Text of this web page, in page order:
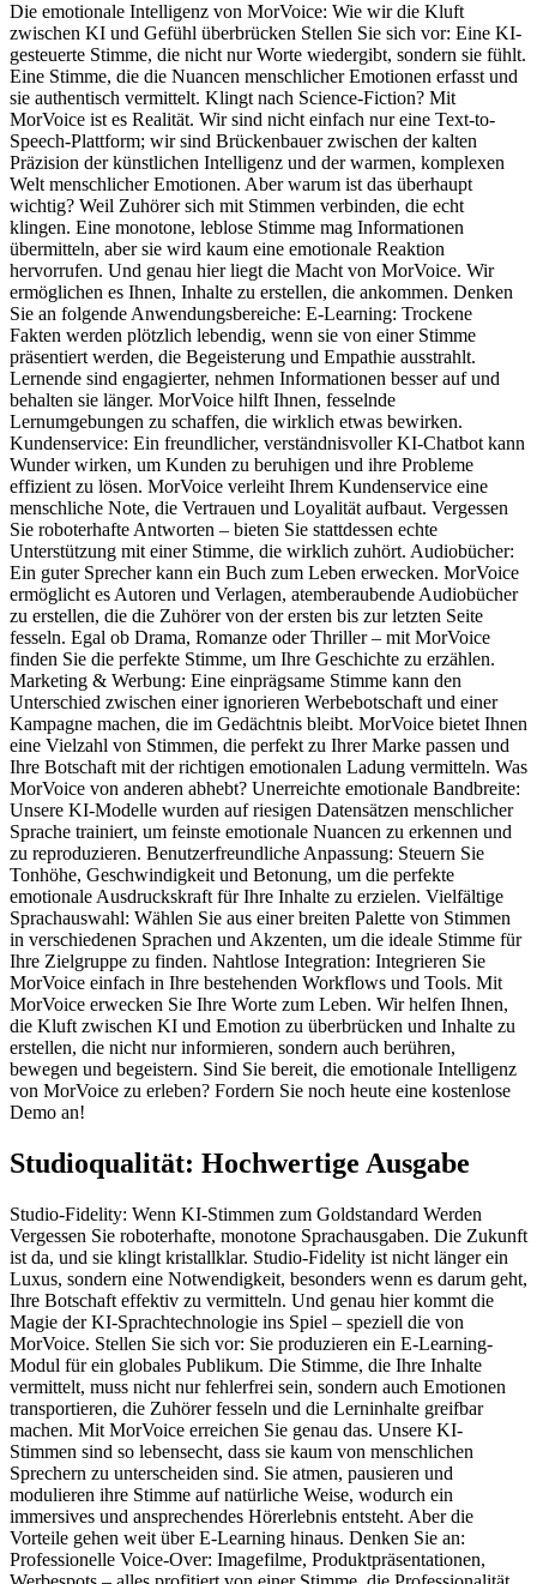
Die emotionale Intelligenz von MorVoice: Wie wir die Kluft
zwischen KI und Gefühl überbrücken Stellen Sie sich vor: Eine KI-
gesteuerte Stimme, die nicht nur Worte wiedergibt, sondern sie fühlt.
Eine Stimme, die die Nuancen menschlicher Emotionen erfasst und
sie authentisch vermittelt. Klingt nach Science-Fiction? Mit
MorVoice ist es Realität. Wir sind nicht einfach nur eine Text-to-
Speech-Plattform; wir sind Brückenbauer zwischen der kalten
Präzision der künstlichen Intelligenz und der warmen, komplexen
Welt menschlicher Emotionen. Aber warum ist das überhaupt
wichtig? Weil Zuhörer sich mit Stimmen verbinden, die echt
klingen. Eine monotone, leblose Stimme mag Informationen
übermitteln, aber sie wird kaum eine emotionale Reaktion
hervorrufen. Und genau hier liegt die Macht von MorVoice. Wir
ermöglichen es Ihnen, Inhalte zu erstellen, die ankommen. Denken
Sie an folgende Anwendungsbereiche: E-Learning: Trockene
Fakten werden plötzlich lebendig, wenn sie von einer Stimme
präsentiert werden, die Begeisterung und Empathie ausstrahlt.
Lernende sind engagierter, nehmen Informationen besser auf und
behalten sie länger. MorVoice hilft Ihnen, fesselnde
Lernumgebungen zu schaffen, die wirklich etwas bewirken.
Kundenservice: Ein freundlicher, verständnisvoller KI-Chatbot kann
Wunder wirken, um Kunden zu beruhigen und ihre Probleme
effizient zu lösen. MorVoice verleiht Ihrem Kundenservice eine
menschliche Note, die Vertrauen und Loyalität aufbaut. Vergessen
Sie roboterhafte Antworten – bieten Sie stattdessen echte
Unterstützung mit einer Stimme, die wirklich zuhört. Audiobücher:
Ein guter Sprecher kann ein Buch zum Leben erwecken. MorVoice
ermöglicht es Autoren und Verlagen, atemberaubende Audiobücher
zu erstellen, die die Zuhörer von der ersten bis zur letzten Seite
fesseln. Egal ob Drama, Romanze oder Thriller – mit MorVoice
finden Sie die perfekte Stimme, um Ihre Geschichte zu erzählen.
Marketing & Werbung: Eine einprägsame Stimme kann den
Unterschied zwischen einer ignorieren Werbebotschaft und einer
Kampagne machen, die im Gedächtnis bleibt. MorVoice bietet Ihnen
eine Vielzahl von Stimmen, die perfekt zu Ihrer Marke passen und
Ihre Botschaft mit der richtigen emotionalen Ladung vermitteln. Was
MorVoice von anderen abhebt? Unerreichte emotionale Bandbreite:
Unsere KI-Modelle wurden auf riesigen Datensätzen menschlicher
Sprache trainiert, um feinste emotionale Nuancen zu erkennen und
zu reproduzieren. Benutzerfreundliche Anpassung: Steuern Sie
Tonhöhe, Geschwindigkeit und Betonung, um die perfekte
emotionale Ausdruckskraft für Ihre Inhalte zu erzielen. Vielfältige
Sprachauswahl: Wählen Sie aus einer breiten Palette von Stimmen
in verschiedenen Sprachen und Akzenten, um die ideale Stimme für
Ihre Zielgruppe zu finden. Nahtlose Integration: Integrieren Sie
MorVoice einfach in Ihre bestehenden Workflows und Tools. Mit
MorVoice erwecken Sie Ihre Worte zum Leben. Wir helfen Ihnen,
die Kluft zwischen KI und Emotion zu überbrücken und Inhalte zu
erstellen, die nicht nur informieren, sondern auch berühren,
bewegen und begeistern. Sind Sie bereit, die emotionale Intelligenz
von MorVoice zu erleben? Fordern Sie noch heute eine kostenlose
Demo an!
Studioqualität: Hochwertige Ausgabe
Studio-Fidelity: Wenn KI-Stimmen zum Goldstandard Werden
Vergessen Sie roboterhafte, monotone Sprachausgaben. Die Zukunft
ist da, und sie klingt kristallklar. Studio-Fidelity ist nicht länger ein
Luxus, sondern eine Notwendigkeit, besonders wenn es darum geht,
Ihre Botschaft effektiv zu vermitteln. Und genau hier kommt die
Magie der KI-Sprachtechnologie ins Spiel – speziell die von
MorVoice. Stellen Sie sich vor: Sie produzieren ein E-Learning-
Modul für ein globales Publikum. Die Stimme, die Ihre Inhalte
vermittelt, muss nicht nur fehlerfrei sein, sondern auch Emotionen
transportieren, die Zuhörer fesseln und die Lerninhalte greifbar
machen. Mit MorVoice erreichen Sie genau das. Unsere KI-
Stimmen sind so lebensecht, dass sie kaum von menschlichen
Sprechern zu unterscheiden sind. Sie atmen, pausieren und
modulieren ihre Stimme auf natürliche Weise, wodurch ein
immersives und ansprechendes Hörerlebnis entsteht. Aber die
Vorteile gehen weit über E-Learning hinaus. Denken Sie an:
Professionelle Voice-Over: Imagefilme, Produktpräsentationen,